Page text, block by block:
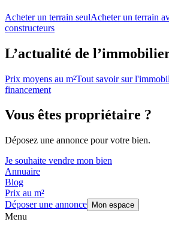
Acheter un terrain seulAcheter un terrain
constructeurs
L’actualité de
Prix moyens au m²Tout savoir sur
financement
Vous êtes propriétaire ?
Déposez une annonce pour votre bien.
Je souhaite vendre mon bien
Annuaire
Blog
Prix au m²
Déposer une annonce
Mon espace
Menu